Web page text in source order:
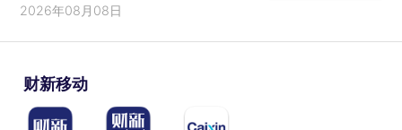
2026年08月08日
财新移动